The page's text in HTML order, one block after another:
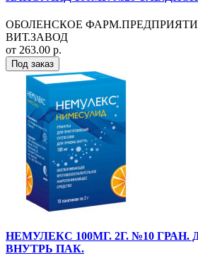
ОБОЛЕНСКОЕ
ВИТ.ЗАВОД
от 263.00 р.
Под заказ
НЕМУЛЕКС 100МГ. 2Г. №10
ВНУТРЬ ПАК.